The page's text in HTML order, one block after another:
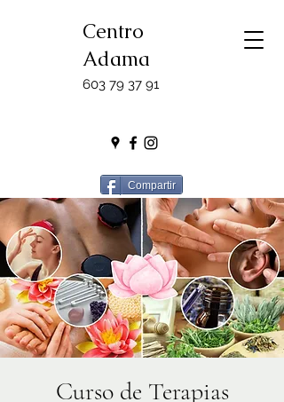
Centro
Adama
603 79 37 91
Compartir
Curso de Terapias